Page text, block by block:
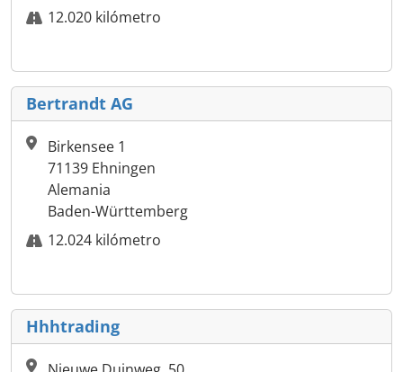
12.020 kilómetro
Bertrandt AG
Birkensee 1
71139 Ehningen
Alemania
Baden-Württemberg
12.024 kilómetro
Hhhtrading